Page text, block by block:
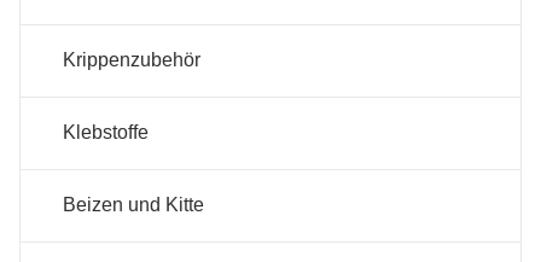
Krippenzubehör
Klebstoffe
Beizen und Kitte